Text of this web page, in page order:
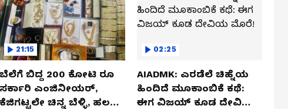
21:15
ಬೆಲೆಗೆ ಬಿದ್ದ 200 ಕೋಟಿ ರೂ
ಸರ್ಕಾರಿ ಎಂಜಿನೀಯರ್,
ಕೆಜಿಗಟ್ಟಲೇ ಚಿನ್ನ ಬೆಳ್ಳಿ, ಹಲವು
02:25
AIADMK: ಎರಡೆಲೆ ಚಿಹ್ನೆಯ
ಹಿಂದಿದೆ ಮೂಕಾಂಬಿಕೆ ಕಥೆ:
ಈಗ ವಿಜಯ್ ಕೂಡ ದೇವಿಯ